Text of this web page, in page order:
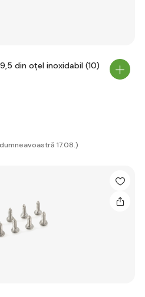
din oțel inoxidabil (10)
17.08.)